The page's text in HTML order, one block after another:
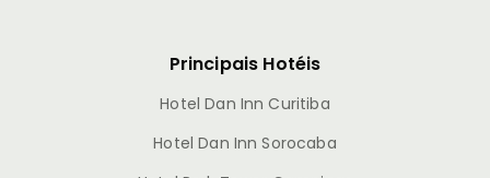
Principais Hotéis
Hotel Dan Inn Curitiba
Hotel Dan Inn Sorocaba